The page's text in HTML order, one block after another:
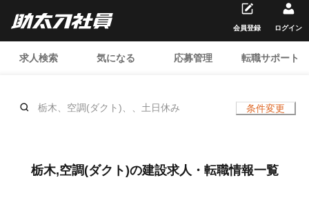
求人検索 気になる 応募管理 転職サポート
会員登録 ログイン
栃木、空調(ダクト)、、土日休み 条件変更
栃木,空調(ダクト)の建設求人・転職情報一覧